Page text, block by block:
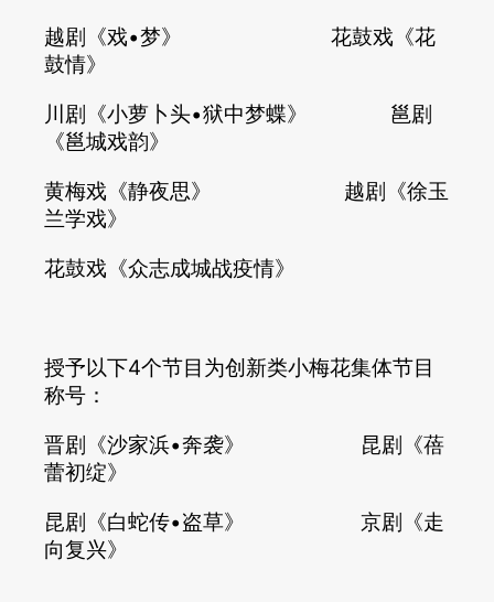
越剧《戏•梦》 花鼓戏《花
鼓情》
川剧《小萝卜头•狱中梦蝶》 邕剧
《邕城戏韵》
黄梅戏《静夜思》 越剧《徐玉
兰学戏》
花鼓戏《众志成城战疫情》
授予以下4个节目为创新类小梅花集体节目
称号：
晋剧《沙家浜•奔袭》 昆剧《蓓
蕾初绽》
昆剧《白蛇传•盗草》 京剧《走
向复兴》